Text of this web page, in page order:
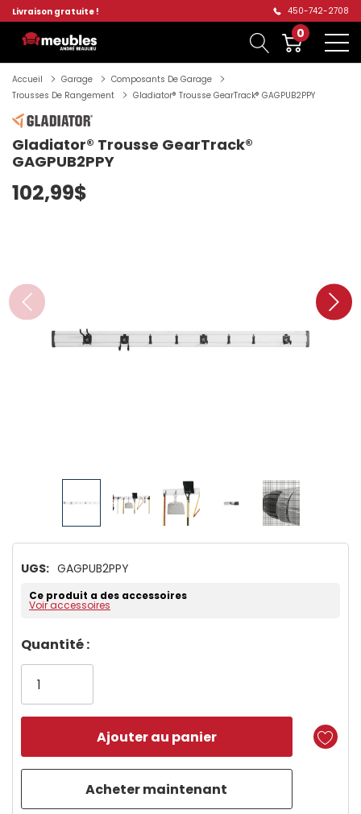
Livraison gratuite ! 450-742-2708
0
Accueil Garage
Composants De Garage
Trousses De Rangement
Gladiator® Trousse GearTrack® GAGPUB2PPY
Gladiator® Trousse GearTrack®
GAGPUB2PPY
102,99$
UGS: GAGPUB2PPY
Ce produit a des accessoires
Voir accessoires
Dépêchez-
vous!
plus
Quantité :